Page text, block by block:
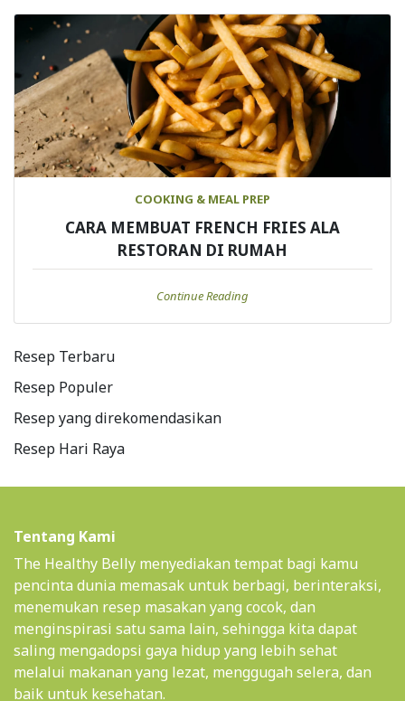
COOKING & MEAL PREP
CARA MEMBUAT FRENCH FRIES ALA
RESTORAN DI RUMAH
Continue Reading
Resep Terbaru
Resep Populer
Resep yang direkomendasikan
Resep Hari Raya
Tentang Kami
The Healthy Belly menyediakan tempat bagi kamu
pencinta dunia memasak untuk berbagi, berinteraksi,
menemukan resep masakan yang cocok, dan
menginspirasi satu sama lain, sehingga kita dapat
saling mengadopsi gaya hidup yang lebih sehat
melalui makanan yang lezat, menggugah selera, dan
baik untuk kesehatan.